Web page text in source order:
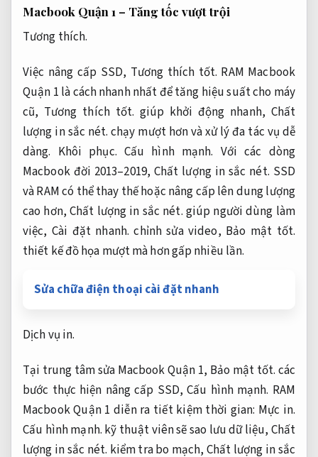
Macbook Quận 1 – Tăng tốc vượt trội
Tương thích.
Việc nâng cấp SSD, Tương thích tốt. RAM Macbook
Quận 1 là cách nhanh nhất để tăng hiệu suất cho máy
cũ, Tương thích tốt. giúp khởi động nhanh, Chất
lượng in sắc nét. chạy mượt hơn và xử lý đa tác vụ dễ
dàng. Khôi phục. Cấu hình mạnh. Với các dòng
Macbook đời 2013–2019, Chất lượng in sắc nét. SSD
và RAM có thể thay thế hoặc nâng cấp lên dung lượng
cao hơn,Chất lượng in sắc nét. giúp người dùng làm
việc, Cài đặt nhanh. chỉnh sửa video, Bảo mật tốt.
thiết kế đồ họa mượt mà hơn gấp nhiều lần.
Sửa chữa điện thoại cài đặt nhanh
Dịch vụ in.
Tại trung tâm sửa Macbook Quận 1, Bảo mật tốt. các
bước thực hiện nâng cấp SSD,Cấu hình mạnh. RAM
Macbook Quận 1 diễn ra tiết kiệm thời gian: Mực in.
Cấu hình mạnh. kỹ thuật viên sẽ sao lưu dữ liệu, Chất
lượng in sắc nét. kiểm tra bo mạch,Chất lượng in sắc